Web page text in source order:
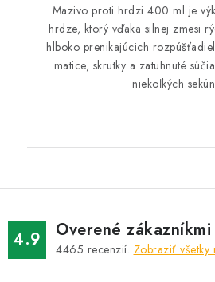
Mazivo proti hrdzi 400 ml je
hrdze, ktorý vďaka silnej zmesi
hlboko prenikajúcich
matice, skrutky a zatuhnuté
niekoľkých
4.9 Overené zákazníkmi
4465 recenzií. Zobraziť všetky